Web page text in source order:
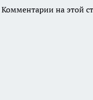
Комментарии на этой